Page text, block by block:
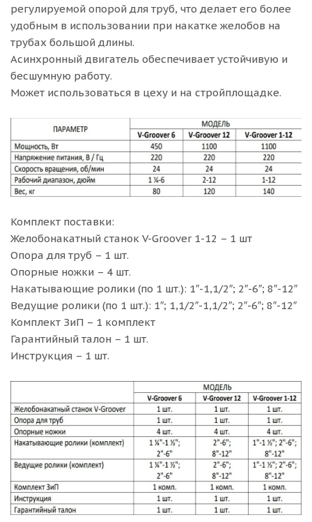
регулируемой опорой для труб, что делает его более
удобным в использовании при накатке желобов на
трубах большой длины.
Асинхронный двигатель обеспечивает устойчивую и
бесшумную работу.
Может использоваться в цеху и на стройплощадке.
Комплект поставки:
Желобонакатный станок V-Groover 1-12 – 1 шт
Опора для труб – 1 шт.
Опорные ножки – 4 шт.
Накатывающие ролики (по 1 шт.): 1″-1,1/2″; 2″-6″; 8″-12″
Ведущие ролики (по 1 шт.): 1″; 1,1/2″-1,1/2″; 2″-6″; 8″-12″
Комплект ЗиП – 1 комплект
Гарантийный талон – 1 шт.
Инструкция – 1 шт.